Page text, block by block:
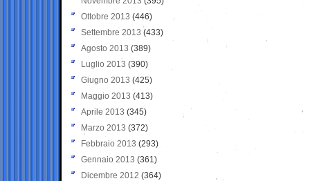
Ottobre 2013 (446)
Settembre 2013 (433)
Agosto 2013 (389)
Luglio 2013 (390)
Giugno 2013 (425)
Maggio 2013 (413)
Aprile 2013 (345)
Marzo 2013 (372)
Febbraio 2013 (293)
Gennaio 2013 (361)
Dicembre 2012 (364)